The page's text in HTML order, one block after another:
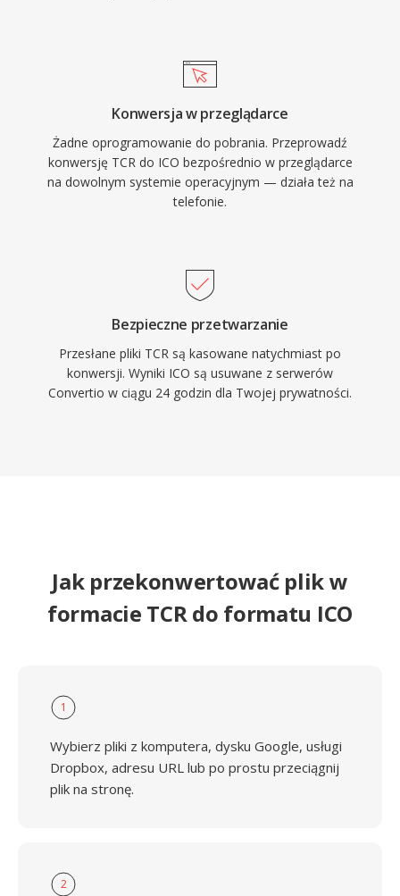
Konwersja w przeglądarce
Żadne oprogramowanie do pobrania. Przeprowadź
konwersję TCR do ICO bezpośrednio w przeglądarce
na dowolnym systemie operacyjnym — działa też na
telefonie.
Bezpieczne przetwarzanie
Przesłane pliki TCR są kasowane natychmiast po
konwersji. Wyniki ICO są usuwane z serwerów
Convertio w ciągu 24 godzin dla Twojej prywatności.
Jak przekonwertować plik w
formacie TCR do formatu ICO
1
Wybierz pliki z komputera, dysku Google, usługi
Dropbox, adresu URL lub po prostu przeciągnij
plik na stronę.
2